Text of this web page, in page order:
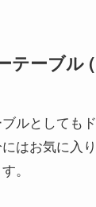
テーブル
ルとしても
はお気に入
。